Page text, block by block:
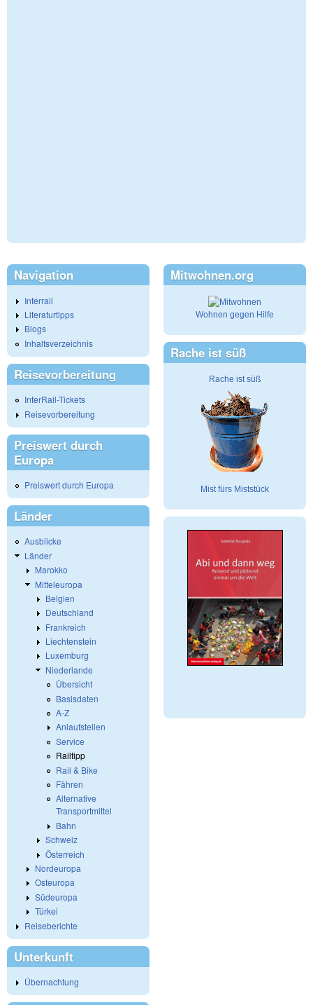
Navigation
Interrail
Literaturtipps
Blogs
Inhaltsverzeichnis
Reisevorbereitung
InterRail-Tickets
Reisevorbereitung
Preiswert durch
Europa
Preiswert durch Europa
Länder
Ausblicke
Länder
Marokko
Mitteleuropa
Belgien
Deutschland
Frankreich
Liechtenstein
Luxemburg
Niederlande
Übersicht
Basisdaten
A-Z
Anlaufstellen
Service
Railtipp
Rail & Bike
Fähren
Alternative
Transportmittel
Bahn
Schweiz
Österreich
Nordeuropa
Osteuropa
Südeuropa
Türkei
Reiseberichte
Unterkunft
Übernachtung
Mitwohnen.org
Wohnen gegen Hilfe
Rache ist süß
Rache ist süß
Mist fürs Miststück